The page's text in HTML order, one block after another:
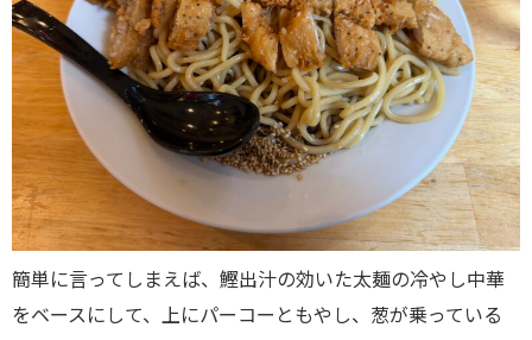
簡単に言ってしまえば、鰹出汁の効いた太麺の冷やし中華
をベースにして、上にパーコーともやし、葱が乗っている